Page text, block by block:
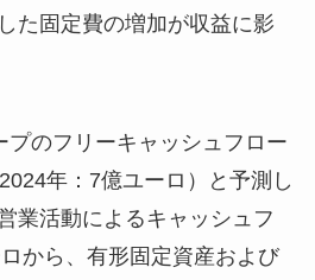
た固定費の増加が収益に影
プのフリーキャッシュフロー
年：7億ユーロ）と予測し
業活動によるキャッシュフ
から、有形固定資産および